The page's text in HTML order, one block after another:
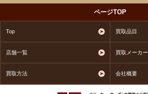
ページTOP
Top 買取品目
店舗一覧 買取メーカー
買取方法 会社概要